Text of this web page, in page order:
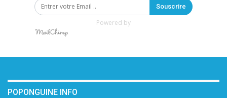
Souscrire
Powered by
POPONGUINE INFO